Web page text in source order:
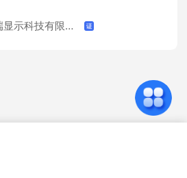
信利（仁寿）高端显示科技有限公司